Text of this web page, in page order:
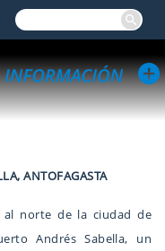
ANTOFAGASTA
al norte de la ciudad de
Andrés Sabella, un